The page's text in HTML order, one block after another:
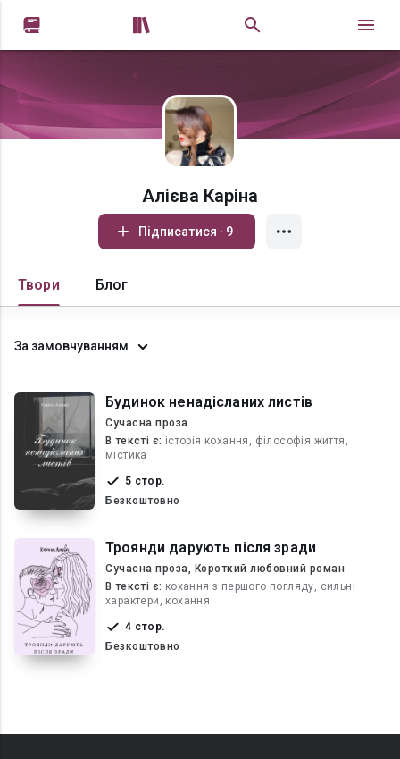
 
Алієва Каріна
Підписатися · 9
Твори Блог
За замовчуванням
Будинок ненадісланих листів
Сучасна проза
В текcті є: історія кохання, філософія життя,
містика
5 стор.
Безкоштовно
Троянди дарують після зради
Сучасна проза, Короткий любовний роман
В текcті є: кохання з першого погляду, сильні
характери, кохання
4 стор.
Безкоштовно